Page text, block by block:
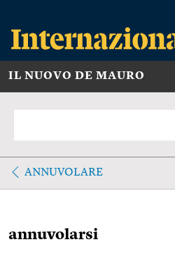
IL NUOVO DE MAURO
ANNUVOLARE
annuvolarsi